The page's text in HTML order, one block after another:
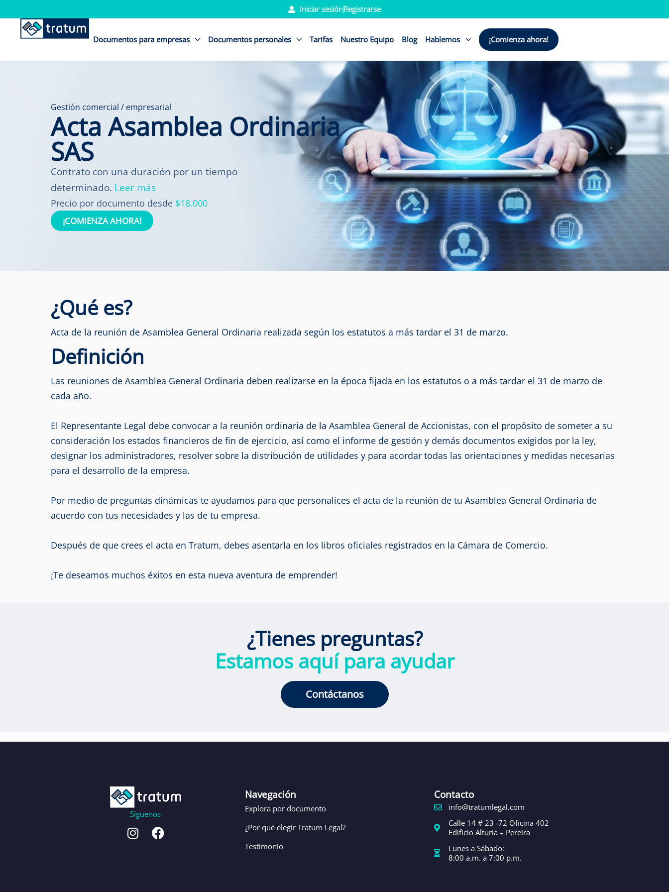
Iniciar sesiónRegistrarse
Documentos para empresas Documentos personales Tarifas Nuestro Equipo Blog Hablemos ¡Comienza ahora!
Gestión comercial / empresarial
Acta Asamblea Ordinaria
SAS
Contrato con una duración por un tiempo
determinado. Leer más
Precio por documento desde $18.000
¡COMIENZA AHORA!
¿Qué es?
Acta de la reunión de Asamblea General Ordinaria realizada según los estatutos a más tardar el 31 de marzo.
Definición
Las reuniones de Asamblea General Ordinaria deben realizarse en la época fijada en los estatutos o a más tardar el 31 de marzo de
cada año.
El Representante Legal debe convocar a la reunión ordinaria de la Asamblea General de Accionistas, con el propósito de someter a su
consideración los estados financieros de fin de ejercicio, así como el informe de gestión y demás documentos exigidos por la ley,
designar los administradores, resolver sobre la distribución de utilidades y para acordar todas las orientaciones y medidas necesarias
para el desarrollo de la empresa.
Por medio de preguntas dinámicas te ayudamos para que personalices el acta de la reunión de tu Asamblea General Ordinaria de
acuerdo con tus necesidades y las de tu empresa.
Después de que crees el acta en Tratum, debes asentarla en los libros oficiales registrados en la Cámara de Comercio.
¡Te deseamos muchos éxitos en esta nueva aventura de emprender!
¿Tienes preguntas?
Estamos aquí para ayudar
Contáctanos
Síguenos
Navegación
Explora por documento
¿Por qué elegir Tratum Legal?
Testimonio
Contacto
info@tratumlegal.com
Calle 14 # 23 -72 Oficina 402
Edificio Alturia – Pereira
Lunes a Sábado:
8:00 a.m. a 7:00 p.m.